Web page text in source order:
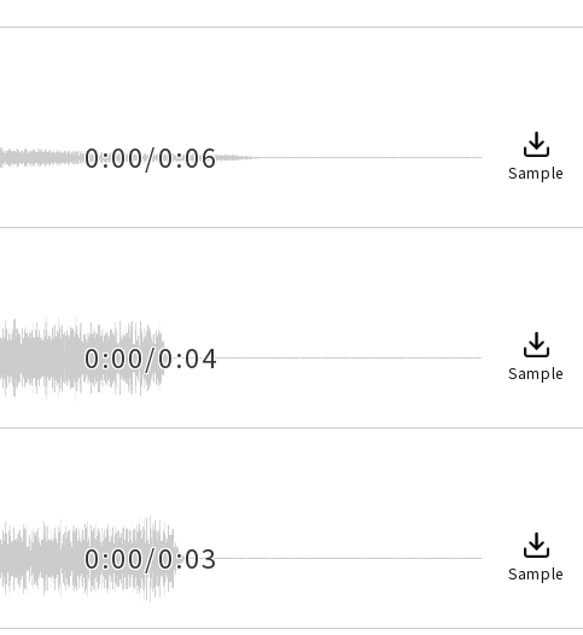
0:00/0:06 Sample
0:00/0:04 Sample
0:00/0:03 Sample